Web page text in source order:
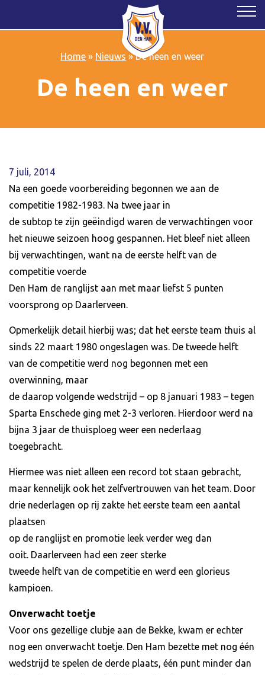
Home » Nieuws »De heen en weer
De heen en weer
7 juli, 2014
Na een goede voorbereiding begonnen we aan de
competitie 1982-1983. Na twee jaar in
de subtop te zijn geëindigd waren de verwachtingen voor
het nieuwe seizoen hoog gespannen. Het bleef niet alleen
bij verwachtingen, want na de eerste helft van de
competitie voerde
Den Ham de ranglijst aan met maar liefst 5 punten
voorsprong op Daarlerveen.
Opmerkelijk detail hierbij was; dat het eerste team thuis al
sinds 22 maart 1980 ongeslagen was. De tweede helft
van de competitie werd nog begonnen met een
overwinning, maar
de daarop volgende wedstrijd – op 8 januari 1983 – tegen
Sparta Enschede ging met 2-3 verloren. Hierdoor werd na
bijna 3 jaar de thuisploeg weer een nederlaag
toegebracht.
Hiermee was niet alleen een record tot staan gebracht,
maar kennelijk ook het zelfvertrouwen van het team. Door
drie nederlagen op rij zakte het eerste team een aantal
plaatsen
op de ranglijst en promotie leek verder weg dan
ooit. Daarlerveen had een zeer sterke
tweede helft van de competitie en werd een glorieus
kampioen.
Onverwacht toetje
Voor ons gezellige clubje aan de Bekke, kwam er echter
nog een onverwacht toetje. Den Ham bezette met nog één
wedstrijd te spelen de derde plaats, één punt minder dan